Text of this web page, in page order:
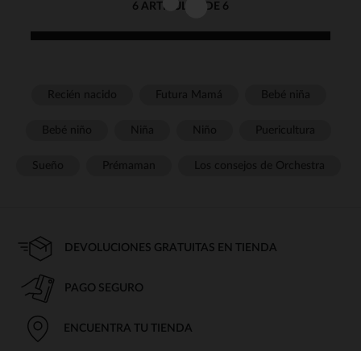
6 ARTÍCULOS DE 6
DEVOLUCIONES GRATUITAS EN TIENDA
PAGO SEGURO
ENCUENTRA TU TIENDA